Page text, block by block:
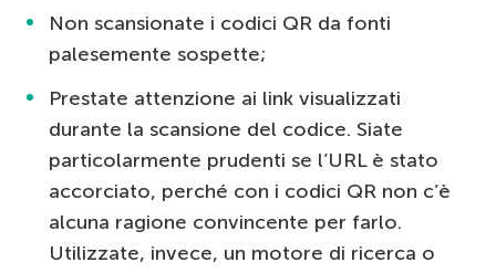
Non scansionate i codici QR da fonti
palesemente sospette;
Prestate attenzione ai link visualizzati
durante la scansione del codice. Siate
particolarmente prudenti se l’URL è stato
accorciato, perché con i codici QR non c’è
alcuna ragione convincente per farlo.
Utilizzate, invece, un motore di ricerca o